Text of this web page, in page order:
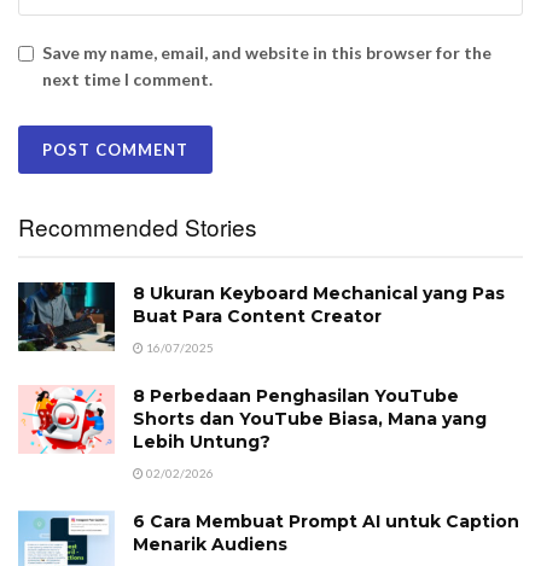
Save my name, email, and website in this browser for the
next time I comment.
Recommended Stories
8 Ukuran Keyboard Mechanical yang Pas
Buat Para Content Creator
16/07/2025
8 Perbedaan Penghasilan YouTube
Shorts dan YouTube Biasa, Mana yang
Lebih Untung?
02/02/2026
6 Cara Membuat Prompt AI untuk Caption
Menarik Audiens